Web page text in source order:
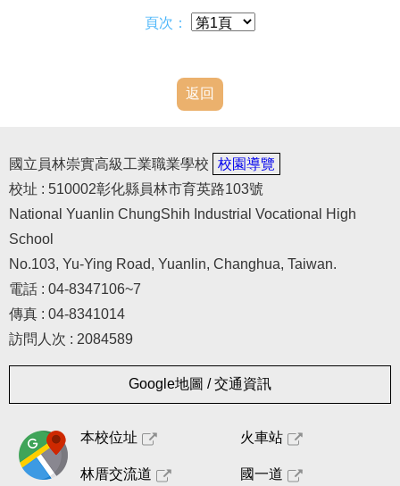
頁次：
返回
國立員林崇實高級工業職業學校
校園導覽
校址 : 510002彰化縣員林市育英路103號
National Yuanlin ChungShih Industrial Vocational High
School
No.103, Yu-Ying Road, Yuanlin, Changhua, Taiwan.
電話 : 04-8347106~7
傳真 : 04-8341014
訪問人次 : 2084589
Google地圖 / 交通資訊
本校位址 火車站
林厝交流道 國一道